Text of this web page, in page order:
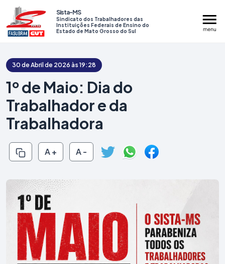
Sista-MS
Sindicato dos Trabalhadores das
Instituições Federais de Ensino do
Estado de Mato Grosso do Sul
Institucional
Serviços
Assembleias
Prestação de Contas
Contato
Denúncia
Filie-se
30 de Abril de 2026 às 19:28
1º de Maio: Dia do
Trabalhador e da
Trabalhadora
A + A -